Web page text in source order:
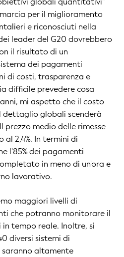
per il miglioramento
e riconosciuti nella
leader del G20 dovrebbero
il risultato di un
dei pagamenti
di costi, trasparenza e
difficile prevedere cosa
mi aspetto che il costo
globali scenderà
prezzo medio delle rimesse
al 2,4%. In termini di
l'85% dei pagamenti
in meno di un'ora e
lavorativo.
maggiori livelli di
che potranno monitorare il
tempo reale. Inoltre, si
diversi sistemi di
altamente